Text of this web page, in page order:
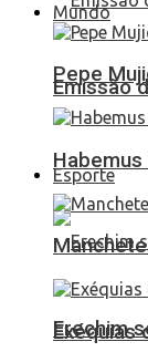
Emissão
Esporte
Erechim
Mundo
Pepe
Habemus
Exéquias